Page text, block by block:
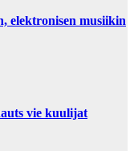
elektronisen musiikin
vie kuulijat